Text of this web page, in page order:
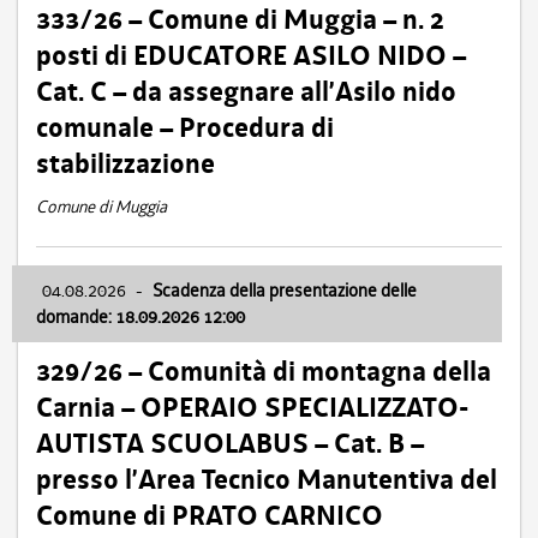
333/26 – Comune di Muggia – n. 2
posti di EDUCATORE ASILO NIDO –
Cat. C – da assegnare all’Asilo nido
comunale – Procedura di
stabilizzazione
Comune di Muggia
04.08.2026 - Scadenza della presentazione delle
domande: 18.09.2026 12:00
329/26 – Comunità di montagna della
Carnia – OPERAIO SPECIALIZZATO-
AUTISTA SCUOLABUS – Cat. B –
presso l’Area Tecnico Manutentiva del
Comune di PRATO CARNICO